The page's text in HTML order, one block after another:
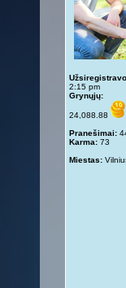
2:15 pm
Grynųjų:
24,088.88
Pranešimai:
Karma: 73
Miestas: